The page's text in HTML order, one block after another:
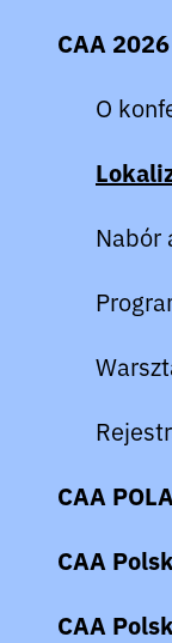
CAA
O
Nabór
CAA
CAA
CAA